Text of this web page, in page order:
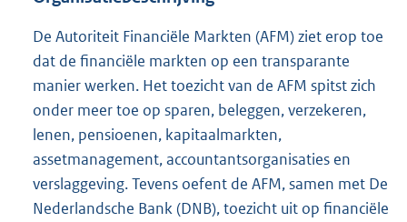
De Autoriteit Financiële Markten (AFM) ziet erop toe
dat de financiële markten op een transparante
manier werken. Het toezicht van de AFM spitst zich
onder meer toe op sparen, beleggen, verzekeren,
lenen, pensioenen, kapitaalmarkten,
assetmanagement, accountantsorganisaties en
verslaggeving. Tevens oefent de AFM, samen met De
Nederlandsche Bank (DNB), toezicht uit op financiële